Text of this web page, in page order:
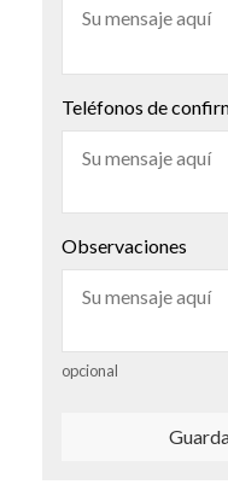
Teléfonos de
Observaciones
opcional